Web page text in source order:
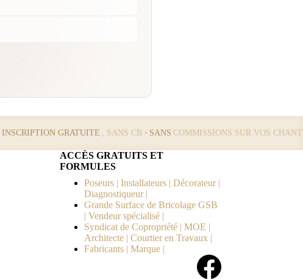
INSCRIPTION GRATUITE , SANS CB • SANS COMMISSIONS SUR VOS
ACCÈS GRATUITS ET
FORMULES
Poseurs | Installateurs | Décorateur |
Diagnostiqueur |
Grande Surface de Bricolage GSB
| Vendeur spécialisé |
Syndicat de Copropriété | MOE |
Architecte | Courtier en Travaux |
Fabricants | Marque |